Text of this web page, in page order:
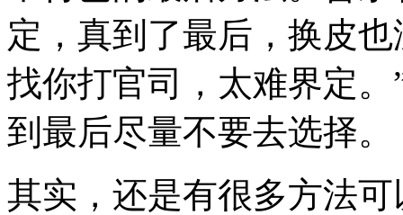
定，真到了最后，换皮
找你打官司，太难界定
到最后尽量不要去选择。
其实，还是有很多方法